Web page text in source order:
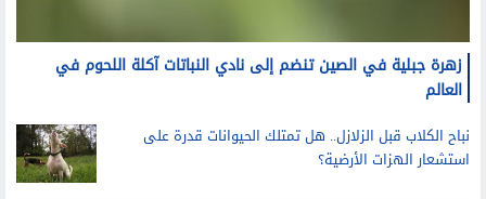
زهرة جبلية في الصين تنضم إلى نادي النباتات آكلة اللحوم في
العالم
نباح الكلاب قبل الزلازل.. هل تمتلك الحيوانات قدرة على
استشعار الهزات الأرضية؟